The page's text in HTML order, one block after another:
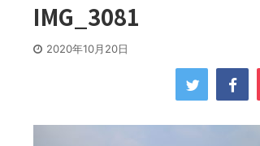
IMG_3081
2020年10月20日